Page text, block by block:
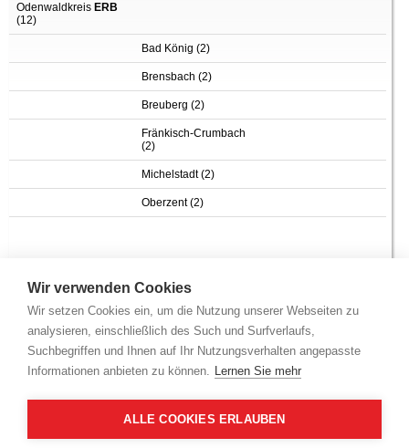
Wir verwenden Cookies
Wir setzen Cookies ein, um die Nutzung unserer Webseiten zu
analysieren, einschließlich des Such und Surfverlaufs,
Suchbegriffen und Ihnen auf Ihr Nutzungsverhalten angepasste
Informationen anbieten zu können. Lernen Sie mehr
ALLE COOKIES ERLAUBEN
Odenwaldkreis ERB
(12)
Bad König (2)
Brensbach (2)
Breuberg (2)
Fränkisch-Crumbach
(2)
Michelstadt (2)
Oberzent (2)
Sie haben folgende Auswahlkriterien gewählt
KFZ-Kennzeichen: ERB